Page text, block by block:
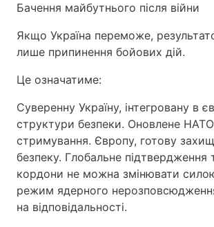
Бачення майбутнього після війни
Якщо Україна переможе,
лише припинення бойових дій.
Це означатиме:
Суверенну Україну, інтегровану в
структури безпеки. Оновлене
стримування. Європу, готову
безпеку. Глобальне підтвердження
кордони не можна змінювати
режим ядерного
на відповідальності.